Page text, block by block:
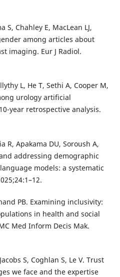
S, Chahley E, MacLean LJ,
among articles about
imaging. Eur J Radiol.
L, He T, Sethi A, Cooper M,
urology artificial
year retrospective analysis.
R, Apakama DU, Soroush A,
addressing demographic
models: a systematic
PB. Examining inclusivity:
in health and social
Med Inform Decis Mak.
S, Coghlan S, Le V. Trust
we face and the expertise